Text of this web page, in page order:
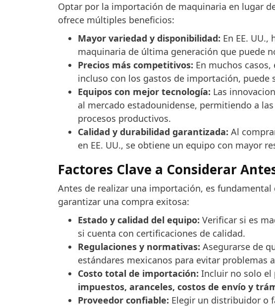
Optar por la importación de maquinaria en lugar
ofrece múltiples beneficios:
Mayor variedad y disponibilidad: En EE.
maquinaria de última generación que puede
Precios más competitivos: En muchos
incluso con los gastos de importación,
Equipos con mejor tecnología: Las
al mercado estadounidense, permitiendo a
procesos productivos.
Calidad y durabilidad garantizada: Al
en EE. UU., se obtiene un equipo con mayor
Factores Clave a Considerar
Antes de realizar una importación, es
garantizar una compra exitosa:
Estado y calidad del equipo: Verificar si es
si cuenta con certificaciones de calidad.
Regulaciones y normativas: Asegurarse de
estándares mexicanos para evitar problemas
Costo total de importación: Incluir no solo el
impuestos, aranceles, costos de envío y
Proveedor confiable: Elegir un distribuidor o